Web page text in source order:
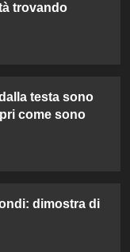
trovando
testa sono
come sono
dimostra di